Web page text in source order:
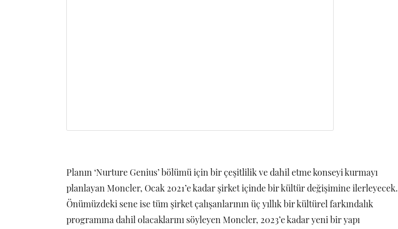
Planın ‘Nurture Genius’ bölümü için bir çeşitlilik ve dahil etme konseyi kurmayı
planlayan Moncler, Ocak 2021’e kadar şirket içinde bir kültür değişimine ilerleyecek.
Önümüzdeki sene ise tüm şirket çalışanlarının üç yıllık bir kültürel farkındalık
programına dahil olacaklarını söyleyen Moncler, 2023’e kadar yeni bir yapı